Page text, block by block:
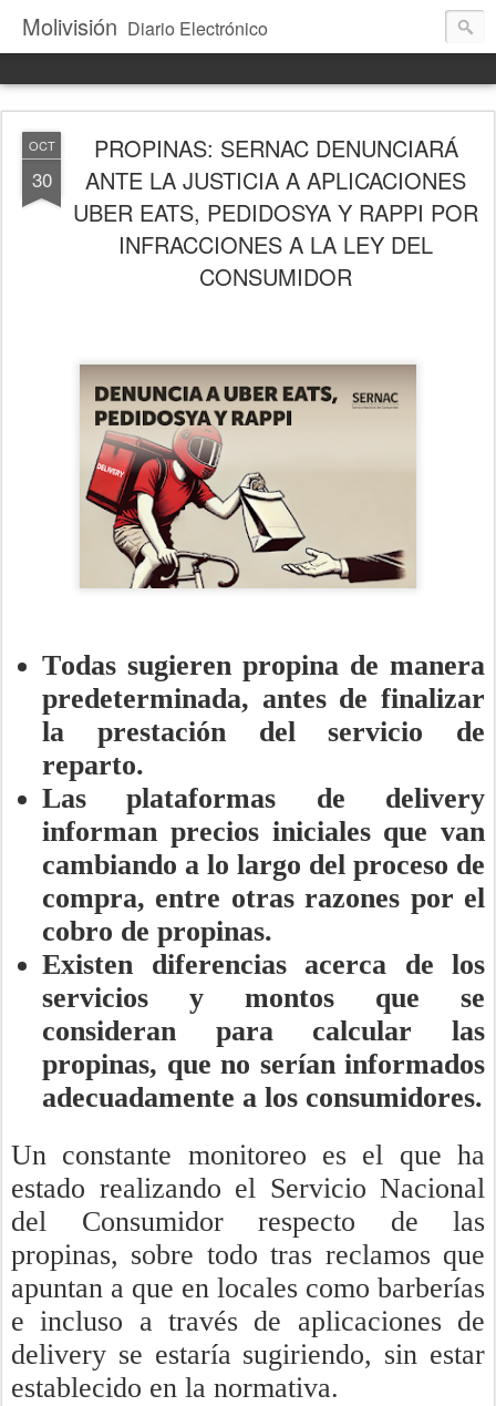
Molivisión Diario Electrónico
OCT
30
PROPINAS: SERNAC DENUNCIARÁ
ANTE LA JUSTICIA A APLICACIONES
UBER EATS, PEDIDOSYA Y RAPPI POR
INFRACCIONES A LA LEY DEL
CONSUMIDOR
Todas sugieren propina de manera
predeterminada, antes de finalizar
la prestación del servicio de
reparto.
Las plataformas de delivery
informan precios iniciales que van
cambiando a lo largo del proceso de
compra, entre otras razones por el
cobro de propinas.
Existen diferencias acerca de los
servicios y montos que se
consideran para calcular las
propinas, que no serían informados
adecuadamente a los consumidores.
Un constante monitoreo es el que ha
estado realizando el Servicio Nacional
del Consumidor respecto de las
propinas, sobre todo tras reclamos que
apuntan a que en locales como barberías
e incluso a través de aplicaciones de
delivery se estaría sugiriendo, sin estar
establecido en la normativa.